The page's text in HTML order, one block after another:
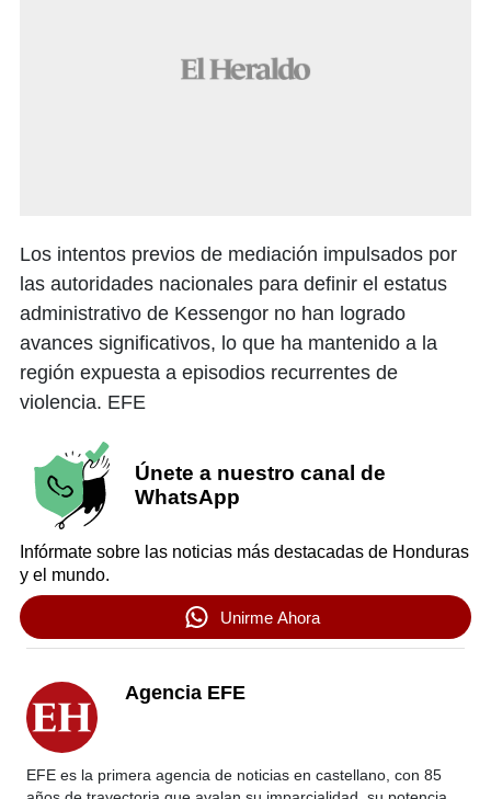
Los intentos previos de mediación impulsados por
las autoridades nacionales para definir el estatus
administrativo de Kessengor no han logrado
avances significativos, lo que ha mantenido a la
región expuesta a episodios recurrentes de
violencia. EFE
Únete a nuestro canal de
WhatsApp
Infórmate sobre las noticias más destacadas de Honduras
y el mundo.
Unirme Ahora
Agencia EFE
EFE es la primera agencia de noticias en castellano, con 85